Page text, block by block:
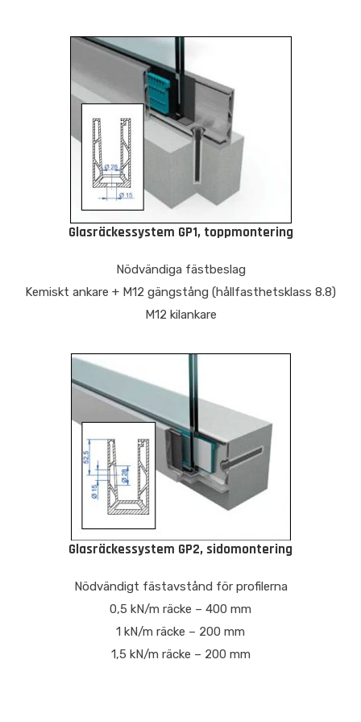
Glasräckessystem GP1, toppmontering
Nödvändiga fästbeslag
Kemiskt ankare + M12 gängstång (hållfasthetsklass 8.8)
M12 kilankare
Glasräckessystem GP2, sidomontering
Nödvändigt fästavstånd för profilerna
0,5 kN/m räcke – 400 mm
1 kN/m räcke – 200 mm
1,5 kN/m räcke – 200 mm